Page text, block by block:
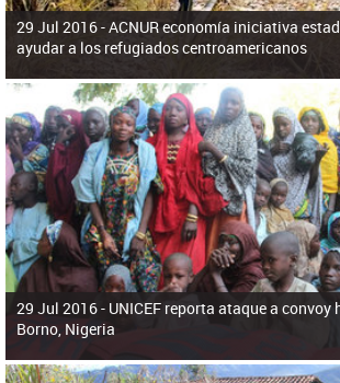
29 Jul 2016 -ACNUR economía iniciativa
ayudar a los refugiados centroamericanos
29 Jul 2016 - UNICEF reporta ataque a convoy
Borno, Nigeria